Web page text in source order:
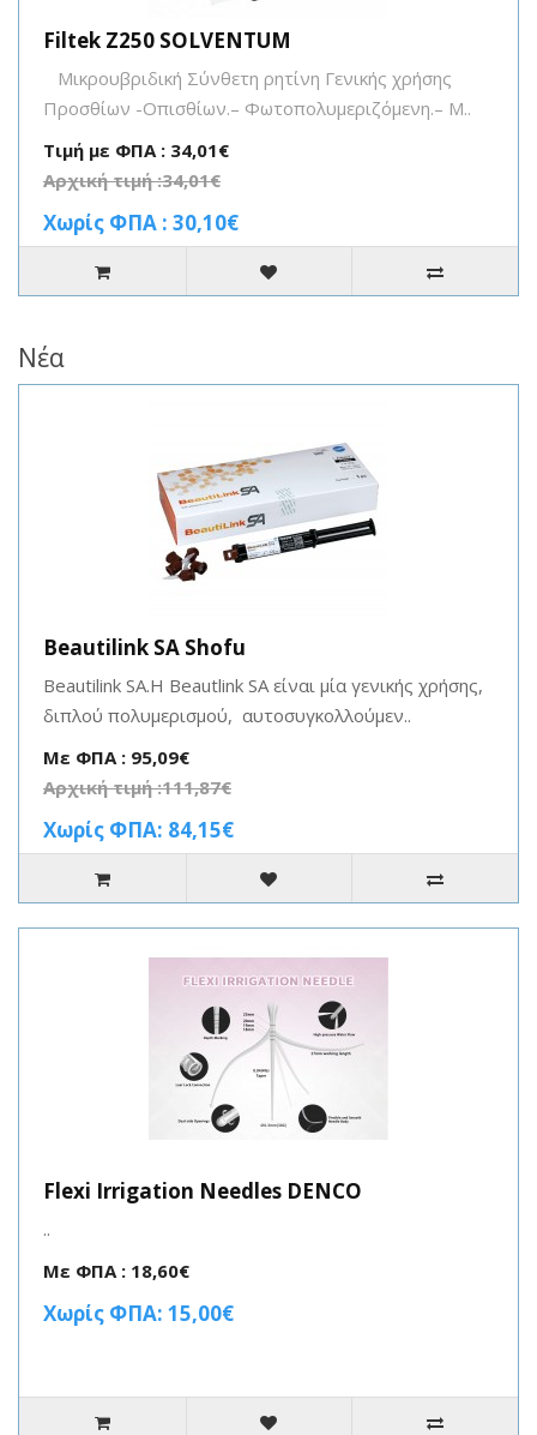
Filtek Z250 SOLVENTUM
Μικρουβριδική Σύνθετη ρητίνη Γενικής χρήσης
Προσθίων -Οπισθίων.– Φωτοπολυμεριζόμενη.– Μ..
Τιμή με ΦΠΑ : 34,01€
Αρχική τιμή :34,01€
Χωρίς ΦΠΑ : 30,10€
Νέα
Beautilink SA Shofu
Beautilink SA.Η Beautlink SA είναι μία γενικής χρήσης,
διπλού πολυμερισμού, αυτοσυγκολλούμεν..
Με ΦΠΑ : 95,09€
Αρχική τιμή :111,87€
Χωρίς ΦΠΑ: 84,15€
Flexi Irrigation Needles DENCO
..
Με ΦΠΑ : 18,60€
Χωρίς ΦΠΑ: 15,00€